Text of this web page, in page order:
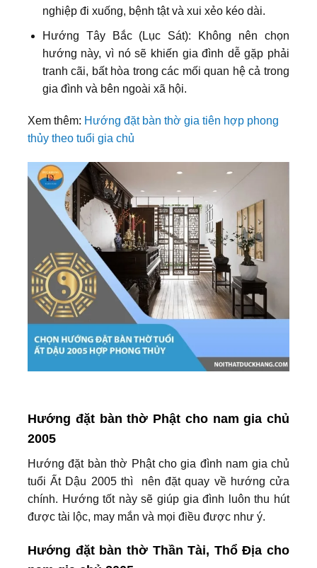
nghiệp đi xuống, bệnh tật và xui xẻo kéo dài.
Hướng Tây Bắc (Lục Sát): Không nên chọn
hướng này, vì nó sẽ khiến gia đình dễ gặp phải
tranh cãi, bất hòa trong các mối quan hệ cả trong
gia đình và bên ngoài xã hội.
Xem thêm: Hướng đặt bàn thờ gia tiên hợp phong
thủy theo tuổi gia chủ
Hướng đặt bàn thờ Phật cho nam gia chủ
2005
Hướng đặt bàn thờ Phật cho gia đình nam gia chủ
tuổi Ất Dậu 2005 thì nên đặt quay về hướng cửa
chính. Hướng tốt này sẽ giúp gia đình luôn thu hút
được tài lộc, may mắn và mọi điều được như ý.
Hướng đặt bàn thờ Thần Tài, Thổ Địa cho